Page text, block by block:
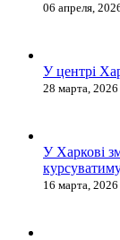
06 апреля,
У центрі
28 марта,
У Харкові
16 марта,